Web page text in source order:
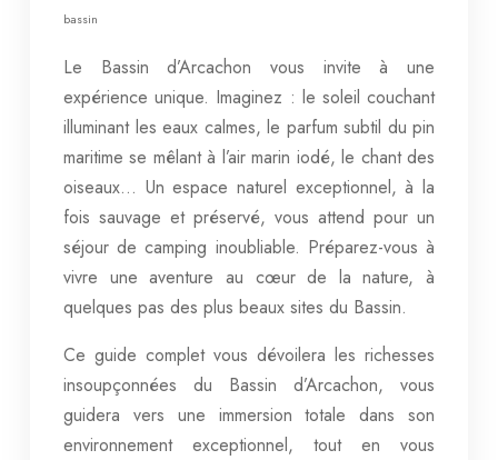
bassin
Le Bassin d’Arcachon vous invite à une
expérience unique. Imaginez : le soleil couchant
illuminant les eaux calmes, le parfum subtil du pin
maritime se mêlant à l’air marin iodé, le chant des
oiseaux… Un espace naturel exceptionnel, à la
fois sauvage et préservé, vous attend pour un
séjour de camping inoubliable. Préparez-vous à
vivre une aventure au cœur de la nature, à
quelques pas des plus beaux sites du Bassin.
Ce guide complet vous dévoilera les richesses
insoupçonnées du Bassin d’Arcachon, vous
guidera vers une immersion totale dans son
environnement exceptionnel, tout en vous